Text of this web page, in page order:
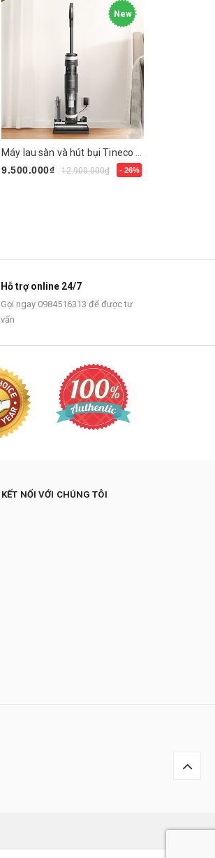
New
9.500.000₫
12.900.000₫ - 26%
Hỗ trợ online 24/7
Gọi ngay 0984516313 để được tư
vấn
KẾT NỐI VỚI CHÚNG TÔI